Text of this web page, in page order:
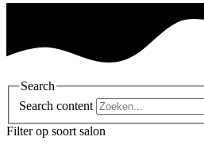
Search
Search content
Filter op soort salon